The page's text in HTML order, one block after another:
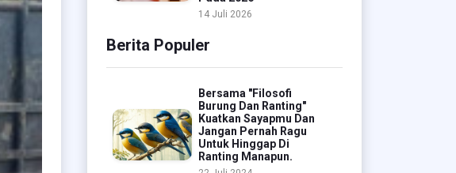
14 Juli 2026
Berita Populer
Bersama "Filosofi
Burung Dan Ranting"
Kuatkan Sayapmu Dan
Jangan Pernah Ragu
Untuk Hinggap Di
Ranting Manapun.